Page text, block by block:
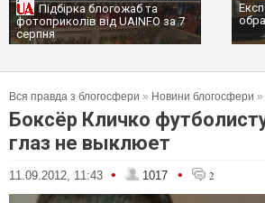
Підбірка блогожаб та
фотоприколів від UAINFO за 7
серпня
Вся правда з блогосфери » Новини блогосфери »
Боксёр Кличко
глаз не выклюет
11.09.2012, 11:43 • 1017 • 2